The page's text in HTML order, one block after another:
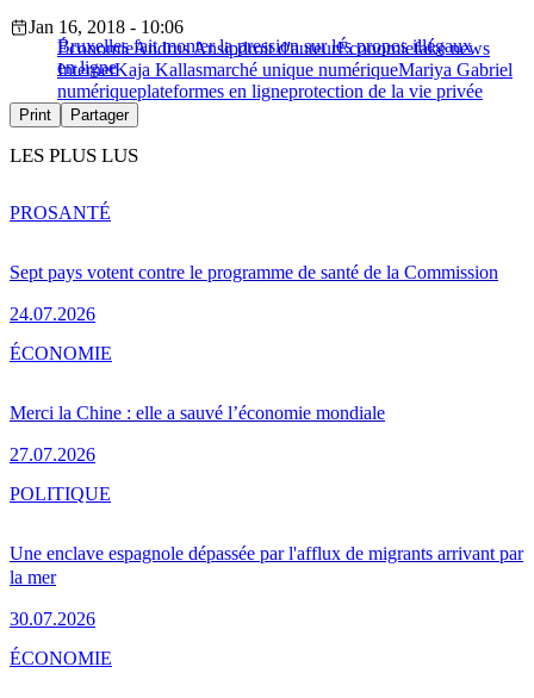
Bruxelles fait monter la pression sur les propos illégaux
en ligne
Jan 16, 2018 - 10:06
ÉconomieAndrus Ansipdroit d'auteurÉconomiefake news
InternetKaja Kallasmarché unique numériqueMariya Gabriel
numériqueplateformes en ligneprotection de la vie privée
Print Partager
LES PLUS LUS
Sept pays votent contre le programme de santé de la Commission
24.07.2026
PROSANTÉ
Merci la Chine : elle a sauvé l’économie mondiale
27.07.2026
ÉCONOMIE
Une enclave espagnole dépassée par l'afflux de migrants arrivant par
la mer
30.07.2026
POLITIQUE
ÉCONOMIE